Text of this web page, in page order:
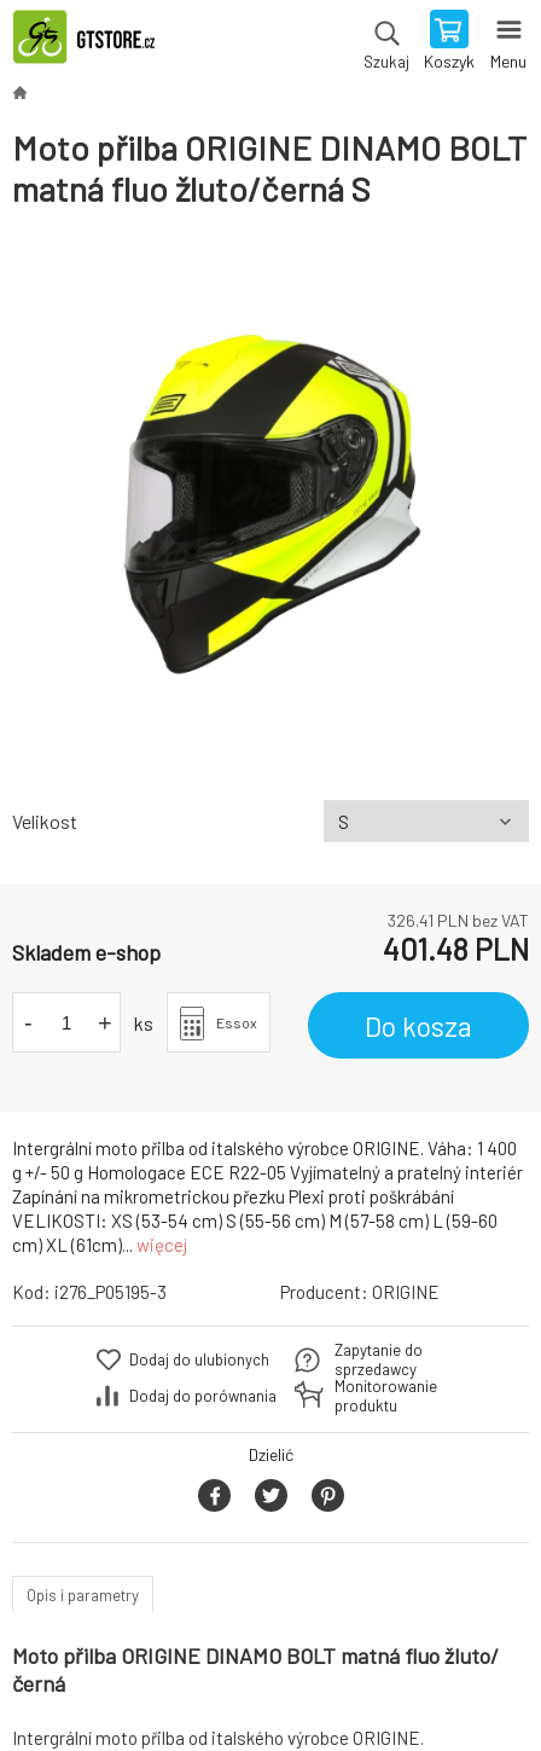
Szukaj Koszyk Menu
Moto přilba ORIGINE DINAMO BOLT
matná fluo žluto/černá S
Intergrální moto přilba od italského výrobce ORIGINE. Váha: 1 400
g +/- 50 g Homologace ECE R22-05 Vyjímatelný a pratelný interiér
Zapínání na mikrometrickou přezku Plexi proti poškrábání
VELIKOSTI: XS (53-54 cm) S (55-56 cm) M (57-58 cm) L (59-60
cm) XL (61cm)... więcej
Velikost
326.41 PLN bez VAT
Skladem e-shop 401.48 PLN
- + ks Essox Do kosza
Kod: i276_P05195-3 Producent: ORIGINE
Dodaj do ulubionych
Dodaj do porównania
Zapytanie do
sprzedawcy
Monitorowanie
produktu
Dzielić
Opis i parametry
Moto přilba ORIGINE DINAMO BOLT matná fluo žluto/
černá
Intergrální moto přilba od italského výrobce ORIGINE.